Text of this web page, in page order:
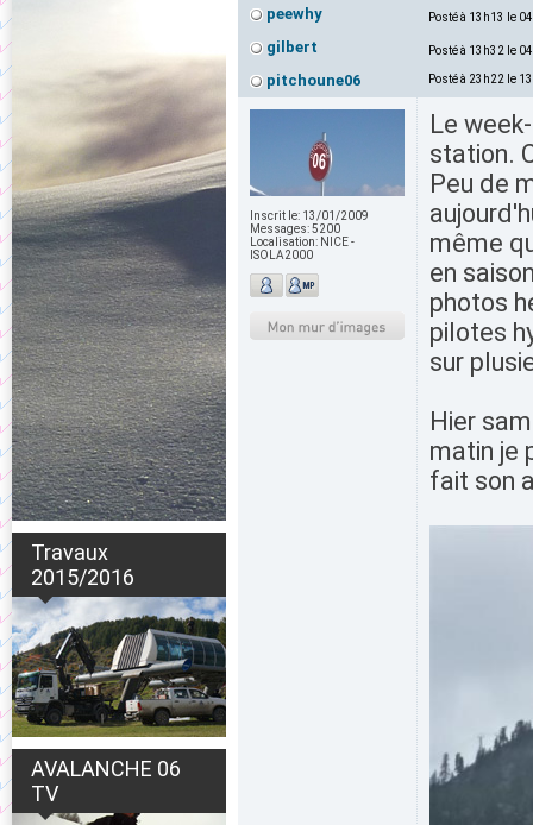
Travaux
2015/2016
AVALANCHE 06
TV
peewhy Posté à 13h13 le
gilbert Posté à 13h32 le
pitchoune06 Posté à 23h22 le
Inscrit le: 13/01/2009
Messages:5200
Localisation: NICE -
ISOLA2000
Le
station.
Peu de
même
en
photos
pilotes
sur
Hier
matin je
fait son